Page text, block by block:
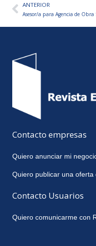
AntANTERIOR
Asesor/a para Agencia de Obra
Contacto empresas
Quiero anunciar mi
Quiero publicar una oferta
Contacto Usuarios
Quiero comunicarme con